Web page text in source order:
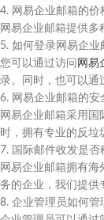
4. 网易企业邮箱的价
网易企业邮箱提供多
5. 如何登录网易企业
您可以通过访问 网易
录。同时，也可以通
6. 网易企业邮箱的安
网易企业邮箱采用国
时，拥有专业的反垃
7. 国际邮件收发是否
网易企业邮箱拥有
务的企业，我们提供
8. 企业管理员如何管